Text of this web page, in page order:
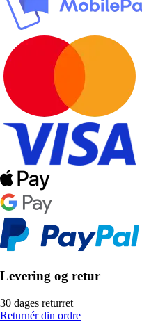
Levering og retur
30 dages returret
Returnér din ordre